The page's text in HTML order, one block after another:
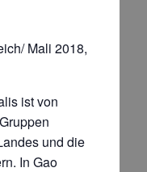
Mali 2018,
ist von
und die
In Gao